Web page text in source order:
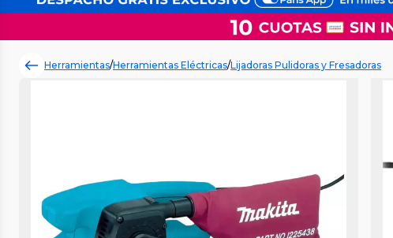
Herramientas/Herramientas Eléctricas/Lijadoras Pulidoras y Fresadoras